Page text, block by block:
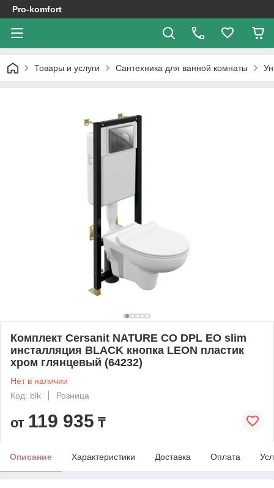
Pro-komfort
Товары и услуги Сантехника для ванной комнаты
Комплект Cersanit NATURE CO DPL EO slim
инсталляция BLACK кнопка LEON пластик
хром глянцевый (64232)
Нет в наличии
Код: blk
Розница
от 119 935 ₸
Описание Характеристики Доставка Оплата